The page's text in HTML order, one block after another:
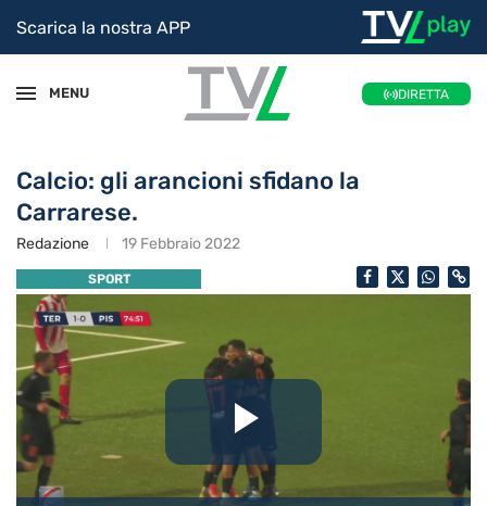
Scarica la nostra APP
MENU DIRETTA
Calcio: gli arancioni sfidano la
Carrarese.
Redazione 19 Febbraio 2022
SPORT